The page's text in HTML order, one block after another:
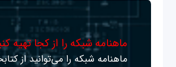
ماهنامه شبکه را از کجا تهیه
ماهنامه شبکه را می‌توانید از